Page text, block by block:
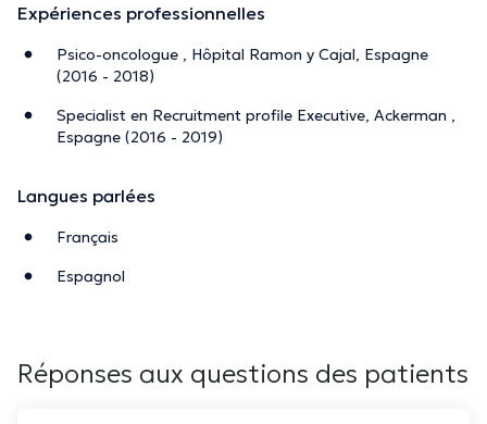
Expériences professionnelles
Psico-oncologue , Hôpital Ramon y Cajal, Espagne
(2016 - 2018)
Specialist en Recruitment profile Executive, Ackerman ,
Espagne (2016 - 2019)
Langues parlées
Français
Espagnol
Réponses aux questions des patients